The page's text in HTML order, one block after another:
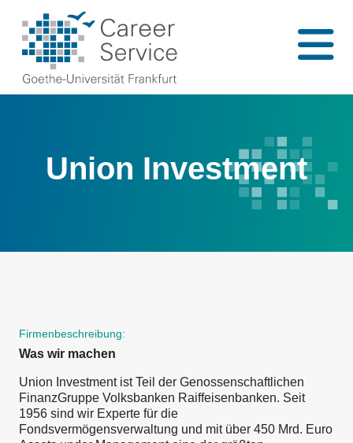
Union Investment
Firmenbeschreibung:
Was wir machen
Union Investment ist Teil der Genossenschaftlichen
FinanzGruppe Volksbanken Raiffeisenbanken. Seit
1956 sind wir Experte für die
Fondsvermögensverwaltung und mit über 450 Mrd. Euro